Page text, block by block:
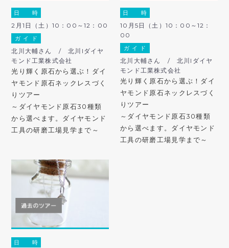
日 時
2月1日（土）10：00～12：00
ガ イ ド
北川大輔さん / 北川lダイヤ
モンド工業株式会社
光り輝く原石から選ぶ！ダイ
ヤモンド原石ネックレスづく
りツアー
～ダイヤモンド原石30種類
から選べます。ダイヤモンド
工具の研磨工場見学まで～
日 時
10月5日（土）10：00～12：
00
ガ イ ド
北川大輔さん / 北川lダイヤ
モンド工業株式会社
光り輝く原石から選ぶ！ダイ
ヤモンド原石ネックレスづく
りツアー
～ダイヤモンド原石30種類
から選べます。ダイヤモンド
工具の研磨工場見学まで～
日 時